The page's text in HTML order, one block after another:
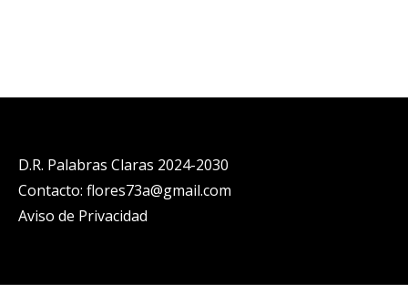
D.R. Palabras Claras 2024-2030
Contacto: flores73a@gmail.com
Aviso de Privacidad